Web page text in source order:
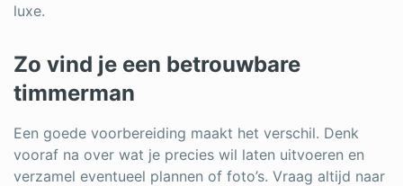
luxe.
Zo vind je een betrouwbare
timmerman
Een goede voorbereiding maakt het verschil. Denk
vooraf na over wat je precies wil laten uitvoeren en
verzamel eventueel plannen of foto’s. Vraag altijd naar